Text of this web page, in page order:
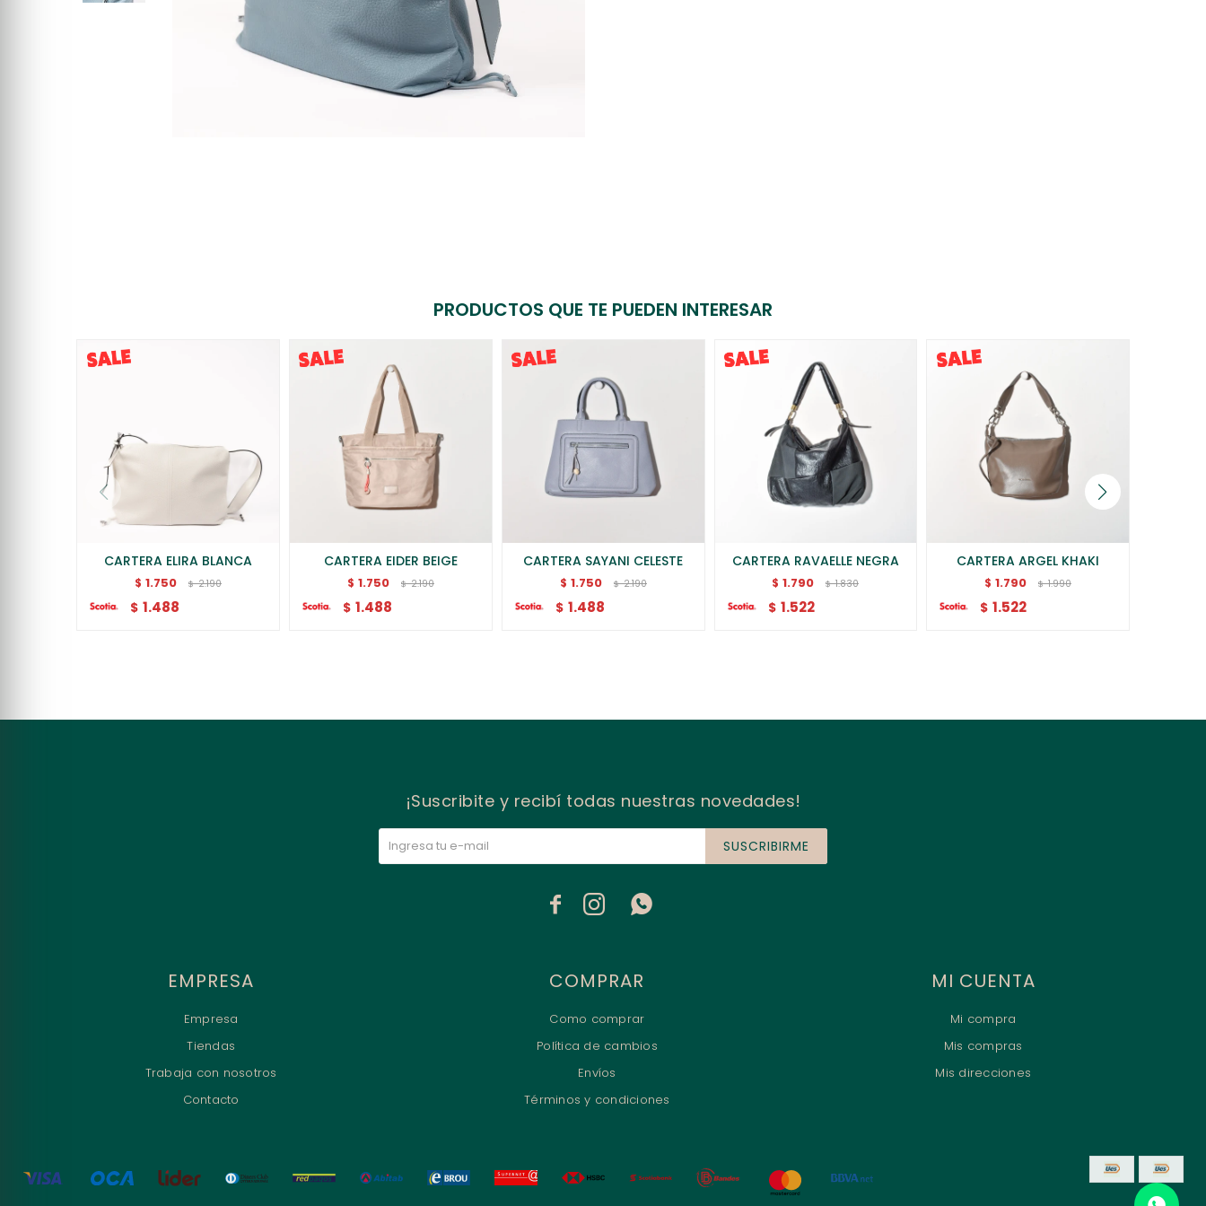
PRODUCTOS QUE TE PUEDEN INTERESAR
CARTERA ELIRA BLANCA
$ 1.750 $ 2.190
$ 1.488
CARTERA EIDER BEIGE
$ 1.750 $ 2.190
$ 1.488
CARTERA SAYANI CELESTE
$ 1.750 $ 2.190
$ 1.488
CARTERA RAVAELLE NEGRA
$ 1.790 $ 1.830
$ 1.522
CARTERA ARGEL KHAKI
$ 1.790 $ 1.990
$ 1.522
EMPRESA
Empresa
Tiendas
Trabaja con nosotros
Contacto
COMPRAR
Como comprar
Política de cambios
Envíos
Términos y condiciones
MI CUENTA
Mi compra
Mis compras
Mis direcciones
¡Suscribite y recibí todas nuestras novedades!
SUSCRIBIRME
  